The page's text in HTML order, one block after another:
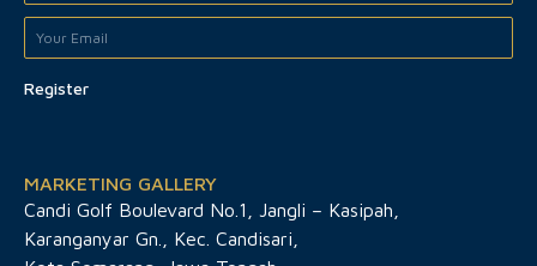
Register
MARKETING GALLERY
Candi Golf Boulevard No.1, Jangli – Kasipah,
Karanganyar Gn., Kec. Candisari,